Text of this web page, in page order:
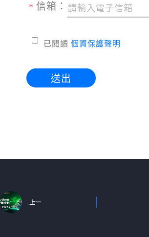
* 信箱：
已閱讀 個資保護聲明
送出
上一